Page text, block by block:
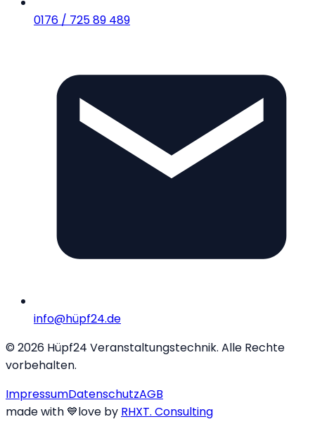
0176 / 725 89 489
info@hüpf24.de
© 2026 Hüpf24 Veranstaltungstechnik. Alle Rechte
vorbehalten.
ImpressumDatenschutzAGB
made with 💙love by RHXT. Consulting